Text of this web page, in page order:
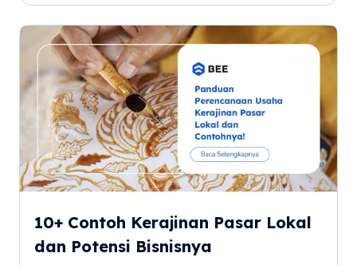
10+ Contoh Kerajinan Pasar Lokal
dan Potensi Bisnisnya